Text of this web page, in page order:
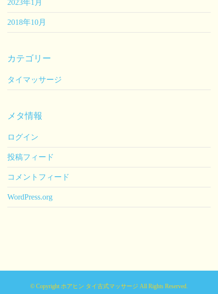
2023年1月
2018年10月
カテゴリー
タイマッサージ
メタ情報
ログイン
投稿フィード
コメントフィード
WordPress.org
© Copyright ホアヒン タイ古式マッサージ All Rights Reserved.